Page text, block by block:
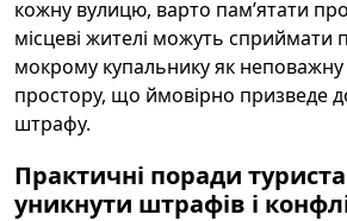
кожну вулицю, варто пам’ятати
місцеві жителі можуть сприймати
мокрому купальнику як неповажну
простору, що ймовірно призведе
штрафу.
Практичні поради
уникнути штрафів і